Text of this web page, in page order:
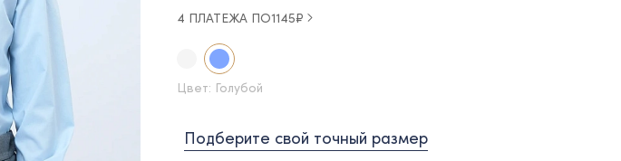
4 ПЛАТЕЖА ПО1145₽
Цвет: Голубой
Подберите свой точный размер